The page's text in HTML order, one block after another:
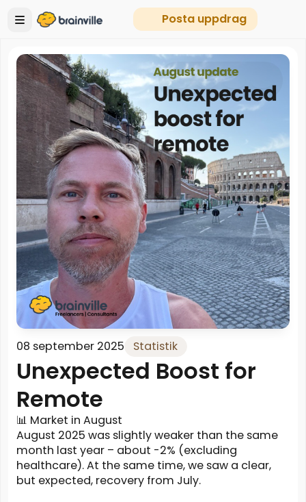
Posta uppdrag
08 september 2025 Statistik
Unexpected Boost for
Remote
📊 Market in August
August 2025 was slightly weaker than the same
month last year – about -2% (excluding
healthcare). At the same time, we saw a clear,
but expected, recovery from July.